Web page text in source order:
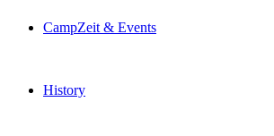
CampZeit & Events
History